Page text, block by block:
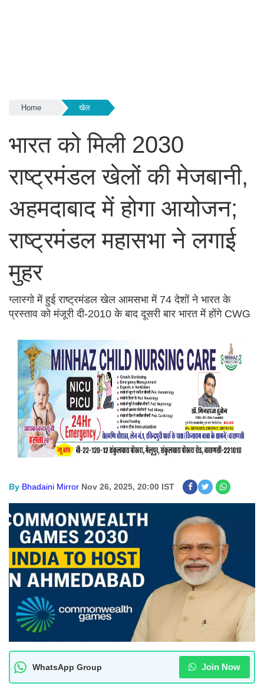
Home खेल
भारत को मिली 2030
राष्ट्रमंडल खेलों की मेजबानी,
अहमदाबाद में होगा आयोजन;
राष्ट्रमंडल महासभा ने लगाई
मुहर
ग्लास्गो में हुई राष्ट्रमंडल खेल आमसभा में 74 देशों ने भारत के
प्रस्ताव को मंजूरी दी-2010 के बाद दूसरी बार भारत में होंगे CWG
By Bhadaini Mirror Nov 26, 2025, 20:00 IST
WhatsApp Group Join Now